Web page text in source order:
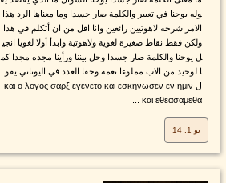
وله يوحنا في تعبير والكلمة صار جسدا وما معناها الرد هذا
الامر شرحه لاهوتيين رائعين وانا اقل من ان أتكلم في هذا
ولكن فقط نقاط صغيرة لغوية ولاهوتية وابدأ أولا لغويا انجي
ل يوحنا والكلمة صار جسدا وحل بيننا ورأينا مجده مجدا كم
ا لوحيد من الاب مملوءا نعمة وحقا العدد في اليوناني يقو
ل και ο λογος σαρξ εγενετο και εσκηνωσεν εν ημιν
και εθεασαμεθα ...
يو 1: 14